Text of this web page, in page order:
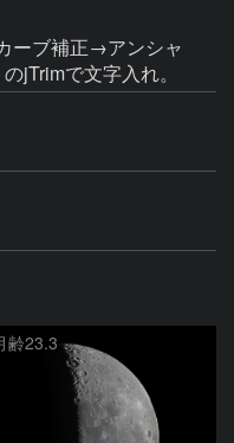
ーブ補正→アンシャ
jTrimで文字入れ。
齢23.3